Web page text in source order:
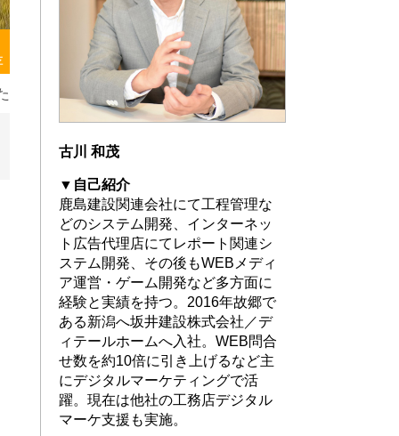
古川 和茂
▼自己紹介
鹿島建設関連会社にて工程管理な
どのシステム開発、インターネッ
ト広告代理店にてレポート関連シ
ステム開発、その後もWEBメディ
ア運営・ゲーム開発など多方面に
経験と実績を持つ。2016年故郷で
ある新潟へ坂井建設株式会社／デ
ィテールホームへ入社。WEB問合
せ数を約10倍に引き上げるなど主
にデジタルマーケティングで活
躍。現在は他社の工務店デジタル
マーケ支援も実施。